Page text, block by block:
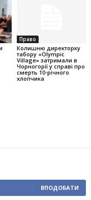
Право
Колишню директорку
табору «Olympic
Village» затримали в
Чорногорії у справі про
смерть 10-річного
хлопчика
ВПОДОБАТИ